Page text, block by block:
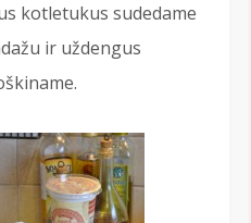
kotletukus sudedame
ir uždengus